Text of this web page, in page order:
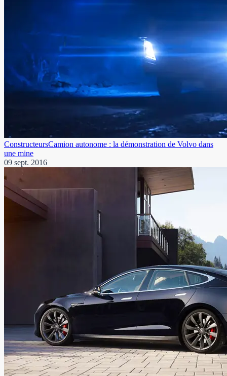
ConstructeursCamion autonome : la démonstration de Volvo dans
une mine
09 sept. 2016